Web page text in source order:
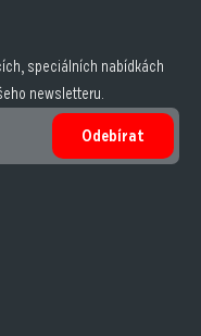
speciálních nabídkách
newsletteru.
Odebírat